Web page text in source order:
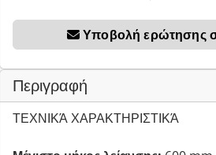
Υποβολή ερώτησης
Περιγραφή
ΤΕΧΝΙΚΆ ΧΑΡΑΚΤΗΡΙΣΤΙΚΆ